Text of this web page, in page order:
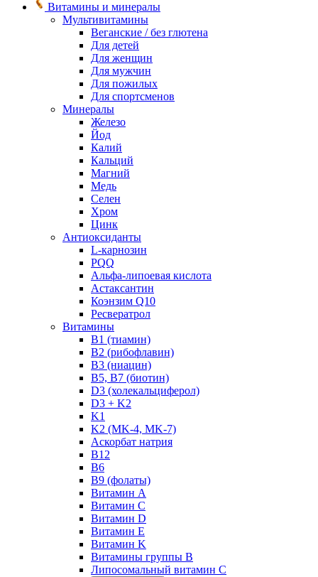
Витамины и минералы
Мультивитамины
Веганские / без глютена
Для детей
Для женщин
Для мужчин
Для пожилых
Для спортсменов
Минералы
Железо
Йод
Калий
Кальций
Магний
Медь
Селен
Хром
Цинк
Антиоксиданты
L-карнозин
PQQ
Альфа-липоевая кислота
Астаксантин
Коэнзим Q10
Ресвератрол
Витамины
B1 (тиамин)
B2 (рибофлавин)
B3 (ниацин)
B5, B7 (биотин)
D3 (холекальциферол)
D3 + K2
K1
K2 (MK-4, MK-7)
Аскорбат натрия
В12
В6
В9 (фолаты)
Витамин A
Витамин C
Витамин D
Витамин E
Витамин K
Витамины группы B
Липосомальный витамин C